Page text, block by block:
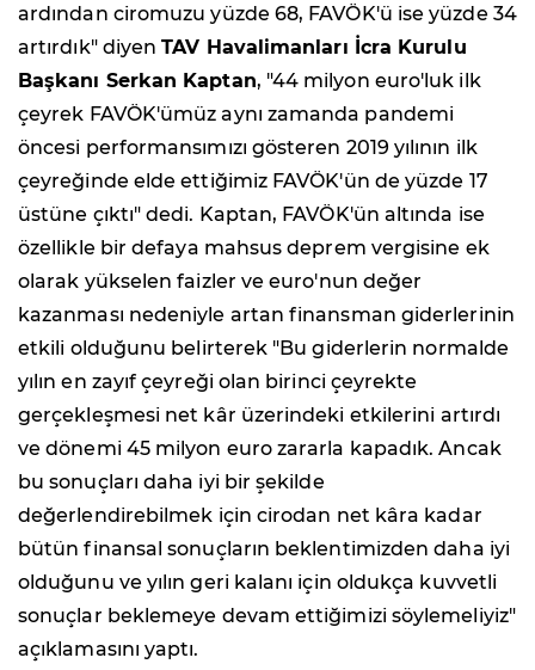
ardından ciromuzu yüzde 68, FAVÖK'ü ise yüzde 34
artırdık" diyenTAV Havalimanları İcra Kurulu
Başkanı Serkan Kaptan, "44 milyon euro'luk ilk
çeyrek FAVÖK'ümüz aynı zamanda pandemi
öncesi performansımızı gösteren 2019 yılının ilk
çeyreğinde elde ettiğimiz FAVÖK'ün de yüzde 17
üstüne çıktı" dedi. Kaptan, FAVÖK'ün altında ise
özellikle bir defaya mahsus deprem vergisine ek
olarak yükselen faizler ve euro'nun değer
kazanması nedeniyle artan finansman giderlerinin
etkili olduğunu belirterek "Bu giderlerin normalde
yılın en zayıf çeyreği olan birinci çeyrekte
gerçekleşmesi net kâr üzerindeki etkilerini artırdı
ve dönemi 45 milyon euro zararla kapadık. Ancak
bu sonuçları daha iyi bir şekilde
değerlendirebilmek için cirodan net kâra kadar
bütün finansal sonuçların beklentimizden daha iyi
olduğunu ve yılın geri kalanı için oldukça kuvvetli
sonuçlar beklemeye devam ettiğimizi söylemeliyiz"
açıklamasını yaptı.